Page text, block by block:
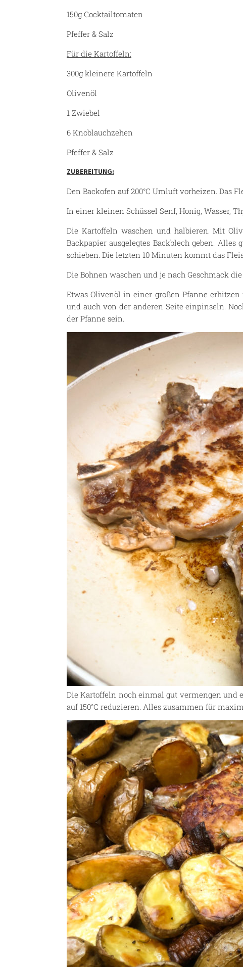
150g Cocktailtomaten
Pfeffer & Salz
Für die Kartoffeln:
300g kleinere Kartoffeln
Olivenöl
1 Zwiebel
6 Knoblauchzehen
Pfeffer & Salz
ZUBEREITUNG:
Den Backofen auf 200°C Umluft vorheizen.
In einer kleinen Schüssel Senf, Honig, Wasser,
Die Kartoffeln waschen und halbieren. Mit
Backpapier ausgelegtes Backblech geben.
schieben. Die letzten 10 Minuten kommt das
Die Bohnen waschen und je nach Geschmack
Etwas Olivenöl in einer großen Pfanne
und auch von der anderen Seite einpinseln.
der Pfanne sein.
Die Kartoffeln noch einmal gut vermengen und
auf 150°C reduzieren. Alles zusammen für